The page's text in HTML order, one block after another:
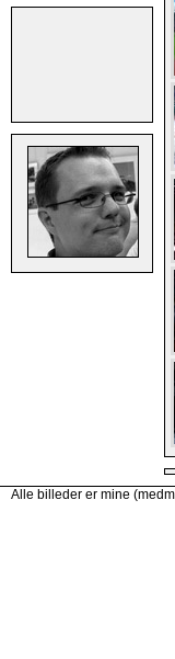
Alle billeder er mine